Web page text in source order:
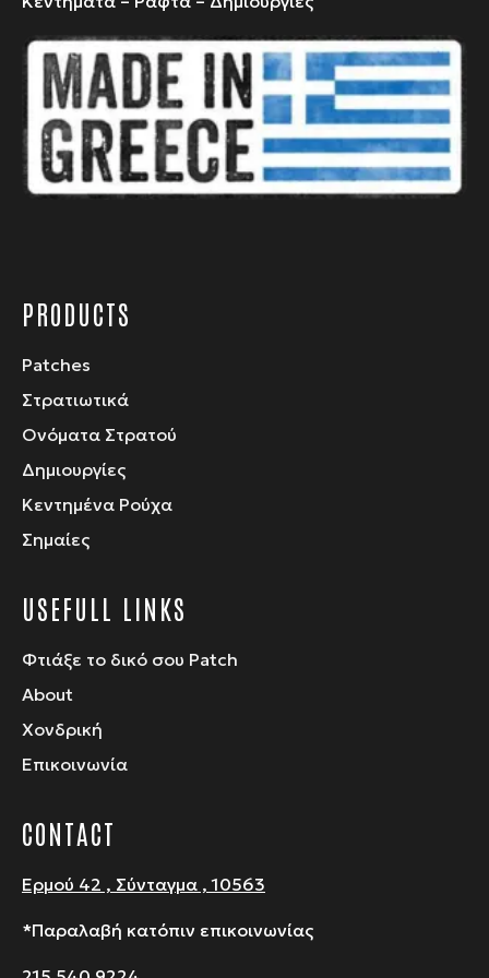
επιλογές
μπορούν
να
επιλεγούν
στη
σελίδα
του
PRODUCTS
Patches
Στρατιωτικά
Ονόματα Στρατού
Δημιουργίες
Κεντημένα Ρούχα
Σημαίες
USEFULL LINKS
Φτιάξε το δικό σου Patch
About
Χονδρική
Επικοινωνία
CONTACT
Ερμού 42 , Σύνταγμα , 10563
*Παραλαβή κατόπιν επικοινωνίας